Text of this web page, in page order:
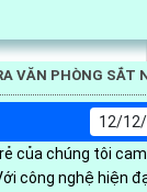
VĂN PHÒNG SẮT
12/12/
của chúng tôi